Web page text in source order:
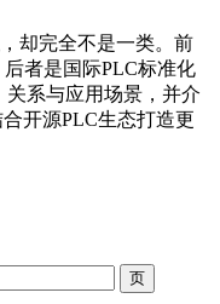
却完全不是一类。前
者是国际PLC标准化
系与应用场景，并介
开源PLC生态打造更